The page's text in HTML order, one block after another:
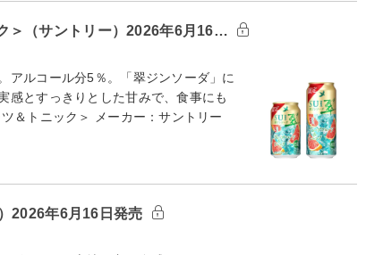
＞（サントリー）2026年6月16…
アルコール分5％。「翠ジンソーダ」に
感とすっきりとした甘みで、食事にも
＆トニック＞ メーカー：サントリー
2026年6月16日発売